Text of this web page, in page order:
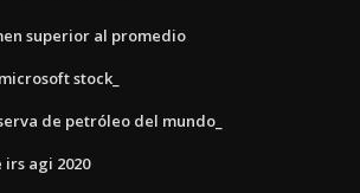
superior al promedio
stock_
de petróleo del mundo_
agi 2020